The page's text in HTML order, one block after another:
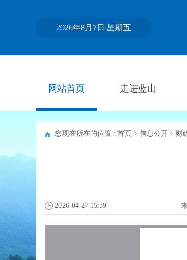
2026年8月7日 星期五
网站首页 走进蓝山
您现在所在的位置 : 首页 > 信息公开 > 财
2026-04-27 15:39